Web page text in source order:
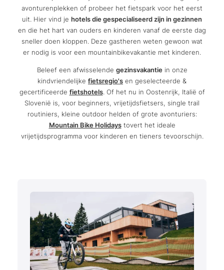
avonturenplekken of probeer het fietspark voor het eerst
uit. Hier vind je hotels die gespecialiseerd zijn in gezinnen
en die het hart van ouders en kinderen vanaf de eerste dag
sneller doen kloppen. Deze gastheren weten gewoon wat
er nodig is voor een mountainbikevakantie met kinderen.
Beleef een afwisselende gezinsvakantiein onze
kindvriendelijke fietsregio's en geselecteerde &
gecertificeerde fietshotels. Of het nu in Oostenrijk, Italië of
Slovenië is, voor beginners, vrijetijdsfietsers, single trail
routiniers, kleine outdoor helden of grote avonturiers:
Mountain Bike Holidaystovert het ideale
vrijetijdsprogramma voor kinderen en tieners tevoorschijn.